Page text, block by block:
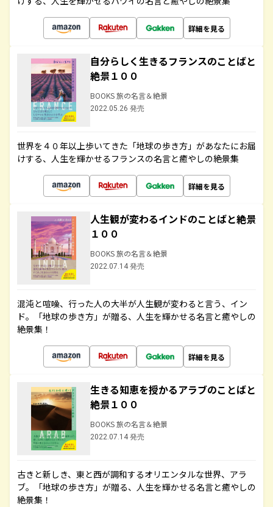
詳細を見る
自分らしく生きるフランスのことばと
絶景１００
BOOKS 旅の名言＆絶景
2022.05.26 発売
世界を４０年以上歩いてきた「地球の歩き方」があなたにお届
けする、人生を輝かせるフランスの名言と癒やしの絶景集
詳細を見る
人生観が変わるインドのことばと絶景
１００
BOOKS 旅の名言＆絶景
2022.07.14 発売
混沌と喧噪、行った人の大半が人生観が変わると言う、イン
ド。「地球の歩き方」が贈る、人生を輝かせる名言と癒やしの
絶景集！
詳細を見る
生きる知恵を授かるアラブのことばと
絶景１００
BOOKS 旅の名言＆絶景
2022.07.14 発売
古きと新しき、東と西が調和するオリエンタルな世界、アラ
ブ。「地球の歩き方」が贈る、人生を輝かせる名言と癒やしの
絶景集！